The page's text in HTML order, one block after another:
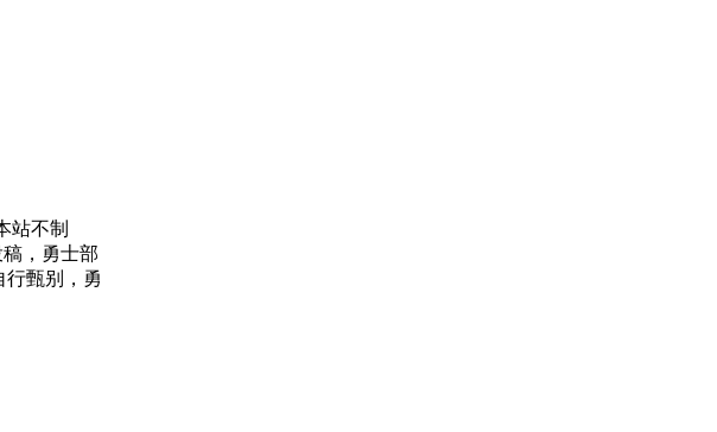
站不制
，勇士部
行甄别，勇